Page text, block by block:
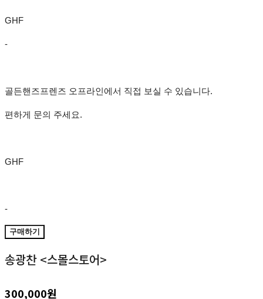
GHF
-
골든핸즈프렌즈 오프라인에서 직접 보실 수 있습니다.
편하게 문의 주세요.
GHF
-
구매하기
송광찬 <스몰스토어>
300,000원